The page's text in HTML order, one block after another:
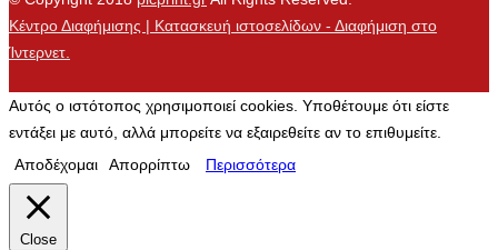
Κέντρο Διαφήμισης | Κατασκευή ιστοσελίδων - Διαφήμιση στο
Ίντερνετ.
Αυτός ο ιστότοπος χρησιμοποιεί cookies. Υποθέτουμε ότι είστε
εντάξει με αυτό, αλλά μπορείτε να εξαιρεθείτε αν το επιθυμείτε.
Αποδέχομαι
Απορρίπτω Περισσότερα
Close